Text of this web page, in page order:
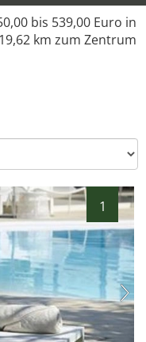
bis 539,00 Euro in
km zum Zentrum
1